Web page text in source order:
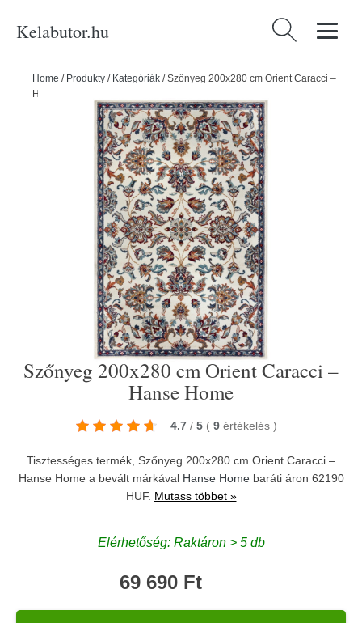
Kelabutor.hu Keresés:
Home / Produkty / Kategóriák /Szőnyeg 200x280 cm Orient Caracci –
Hanse Home
Szőnyeg 200x280 cm Orient Caracci –
Hanse Home
4.7 / 5 ( 9 értékelés )
Tisztességes termék, Szőnyeg 200x280 cm Orient Caracci –
Hanse Home a bevált márkával Hanse Homebaráti áron 62190
HUF. Mutass többet »
Elérhetőség: Raktáron > 5 db
69 690 Ft